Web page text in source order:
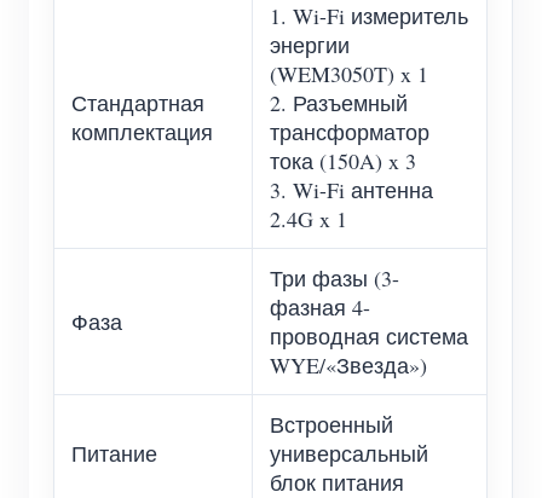
Стандартная
комплектация
1. Wi-Fi измеритель
энергии
(WEM3050T) x 1
2. Разъемный
трансформатор
тока (150A) x 3
3. Wi-Fi антенна
2.4G x 1
Фаза
Три фазы (3-
фазная 4-
проводная система
WYE/«Звезда»)
Питание
Встроенный
универсальный
блок питания